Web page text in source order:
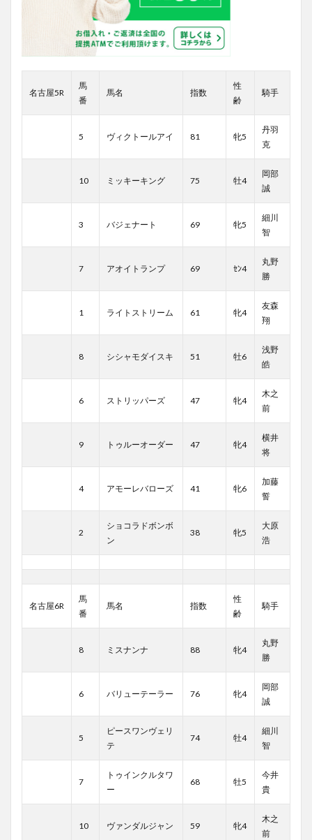
名古屋5R
馬
番
馬名 指数
性
齢
騎手
5 ヴィクトールアイ 81 牝5
丹羽
克
10 ミッキーキング 75 牡4
岡部
誠
3 バジェナート 69 牝5
細川
智
7 アオイトランプ 69 ｾﾝ4
丸野
勝
1 ライトストリーム 61 牝4
友森
翔
8 シシャモダイスキ 51 牡6
浅野
皓
6 ストリッパーズ 47 牝4
木之
前
9 トゥルーオーダー 47 牝4
横井
将
4 アモーレバローズ 41 牝6
加藤
誓
2
ショコラドボンボ
ン
38 牝5
大原
浩
名古屋6R
馬
番
馬名 指数
性
齢
騎手
8 ミスナンナ 88 牝4
丸野
勝
6 バリューテーラー 76 牝4
岡部
誠
5
ピースワンヴェリ
テ
74 牡4
細川
智
7
トゥインクルタワ
ー
68 牡5
今井
貴
10 ヴァンダルジャン 59 牝4
木之
前